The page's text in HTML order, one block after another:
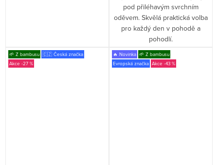
pod přiléhavým svrchním
oděvem. Skvělá praktická volba
pro každý den v pohodě a
pohodlí.
🌱 Z bambusu 🇨🇿 Česká značka
-27 %
🔥 Novinka 🌱 Z bambusu
Evropská značka
-43 %